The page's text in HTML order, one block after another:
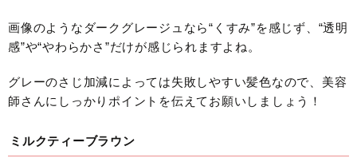
画像のようなダークグレージュなら“くすみ”を感じず、“透明
感”や“やわらかさ”だけが感じられますよね。
グレーのさじ加減によっては失敗しやすい髪色なので、美容
師さんにしっかりポイントを伝えてお願いしましょう！
ミルクティーブラウン